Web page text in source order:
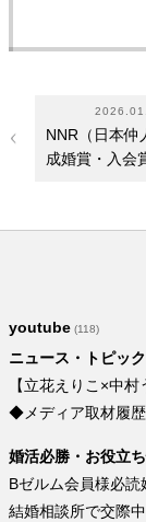
NNR（日本仲
成婚賞・入会
youtube (118)
ニュース・トピッ
【立花えりこ×中
◆メディア取材履歴
婚活必勝・お役立
Bゼルム会員様必読
結婚相談所で交際